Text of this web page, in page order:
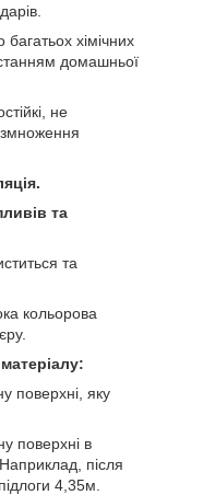
багатьох хімічних
домашньої
не
та
та
кольорова
поверхні, яку
поверхні в
після
4,35м.